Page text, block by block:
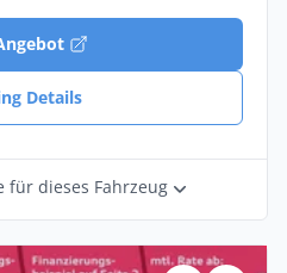
Details
für dieses Fahrzeug